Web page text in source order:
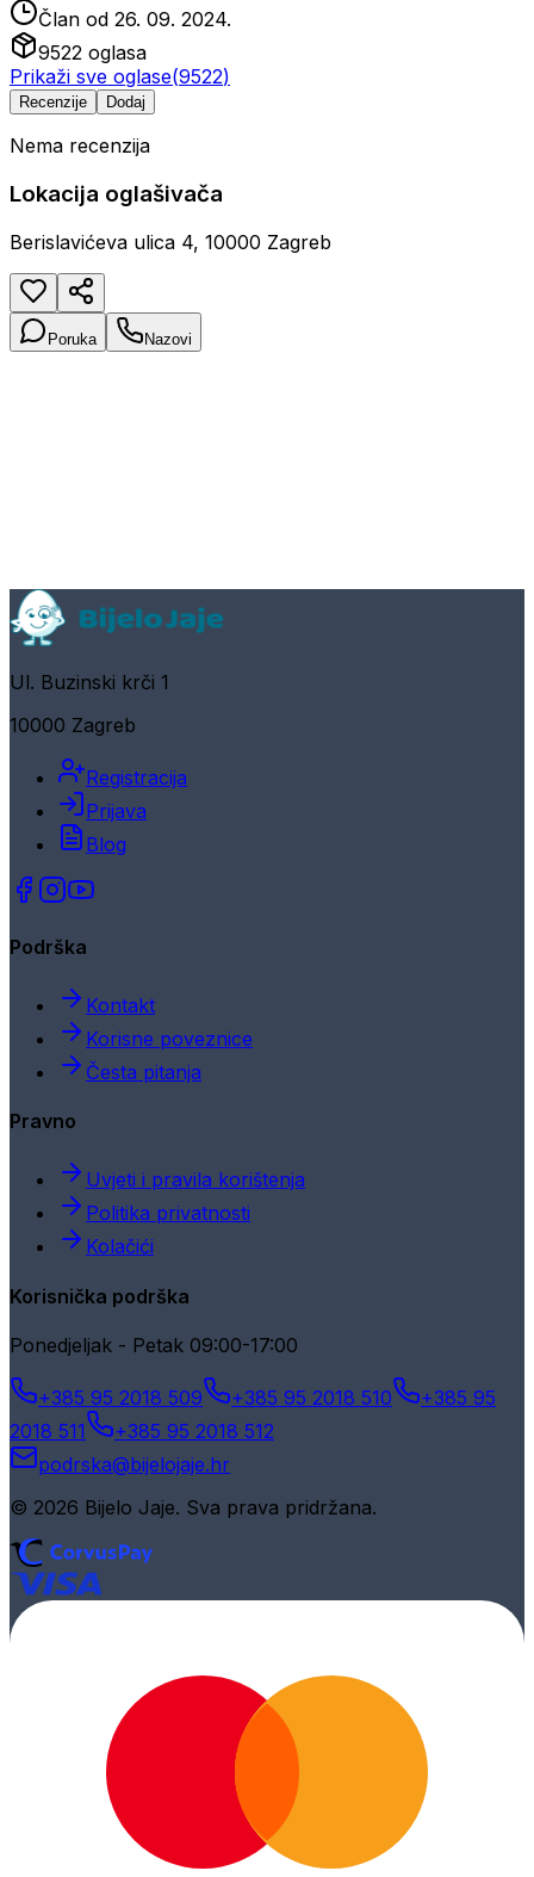
Član od 26. 09. 2024.
9522 oglasa
Prikaži sve oglase(9522)
Recenzije Dodaj
Nema recenzija
Lokacija oglašivača
Berislavićeva ulica 4, 10000 Zagreb
Poruka Nazovi
Ul. Buzinski krči 1
10000 Zagreb
Registracija
Prijava
Blog
Podrška
Kontakt
Korisne poveznice
Česta pitanja
Pravno
Uvjeti i pravila korištenja
Politika privatnosti
Kolačići
Korisnička podrška
Ponedjeljak - Petak 09:00-17:00
+385 95 2018 509 +385 95 2018 510
+385 95
2018 511
+385 95 2018 512
podrska@bijelojaje.hr
© 2026 Bijelo Jaje. Sva prava pridržana.